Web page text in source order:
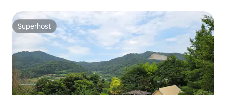
Superhost
Superhost